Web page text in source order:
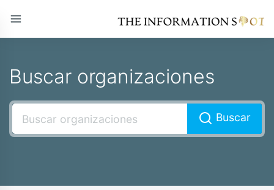
Buscar organizaciones
Buscar